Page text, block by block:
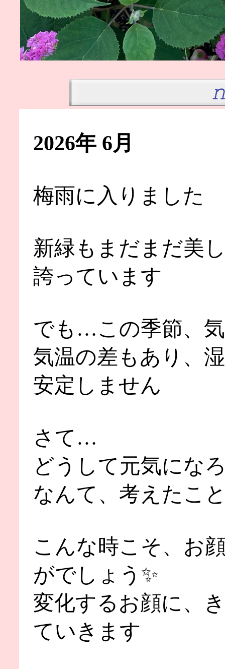
2026年 6月
梅雨に入りました
新緑もまだまだ美
誇っています
でも…この季節、
気温の差もあり、
安定しません
さて…
どうして元気にな
なんて、考えたこ
こんな時こそ、お
がでしょう✨
変化するお顔に、
ていきます